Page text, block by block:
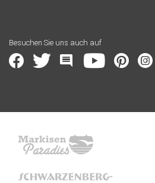
Besuchen Sie uns auch auf